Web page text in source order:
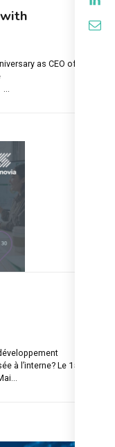
as CEO of
à l’interne? Le 15